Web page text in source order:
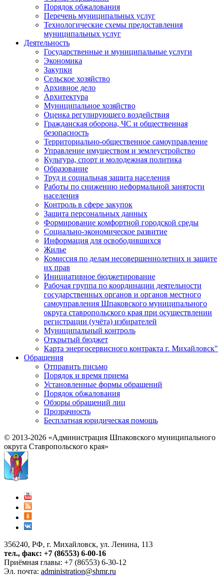
Порядок обжалования
Перечень муниципальных услуг
Технологические схемы предоставления
муниципальных услуг
Деятельность
Государственные и муниципальные услуги
Экономика
Закупки
Сельское хозяйство
Архивное дело
Архитектура
Муниципальное хозяйство
Оценка регулирующего воздействия
Гражданская оборона, ЧС и общественная
безопасность
Территориально-общественное самоуправление
Управление имуществом и землеустройство
Культура, спорт и молодежная политика
Образование
Труд и социальная защита населения
Работы по снижению неформальной занятости
населения
Контроль в сфере закупок
Защита персональных данных
Формирование комфортной городской среды
Социально-экономическое развитие
Информация для освободившихся
Жилье
Комиссия по делам несовершеннолетних и защите
их прав
Инициативное бюджетирование
Рабочая группа по координации деятельности
государственных органов и органов местного
самоуправления Шпаковского муниципального
округа ставропольского края при осуществлении
регистрации (учёта) избирателей
Муниципальный контроль
Открытый бюджет
Карта энергосервисного контракта г. Михайловск"
Обращения
Отправить письмо
Порядок и время приема
Установленные формы обращений
Порядок обжалования
Обзоры обращений лиц
Прозрачность
Бесплатная юридическая помощь
© 2013-2026 «Администрация Шпаковского муниципального
округа Ставропольского края»
356240, РФ, г. Михайловск, ул. Ленина, 113
тел., факс: +7 (86553) 6-00-16
Приёмная главы: +7 (86553) 6-30-12
Эл. почта: administration@shmr.ru